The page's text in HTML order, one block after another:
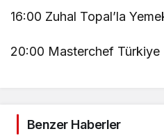
16:00 Zuhal Topal’la
20:00 Masterchef Türkiye
Benzer Haberler